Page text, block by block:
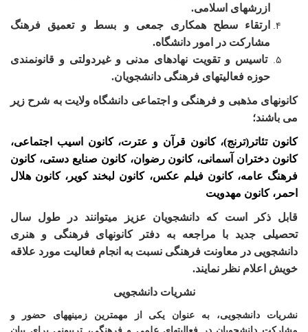
ازرشهای اسلامی.
ارتقاء سطح همکاری جمعی و بسط و تعمیق فرهنگ
مشارکت در امور دانشگاه.
تاسیس و تقویت نهادهای مدنی و غیردولتی و قانونمندی
حوزه فعالیت­های فرهنگی دانشجویان.
کانون­های مذهبی و فرهنگی و اجتماعی دانشگاه ولایت به شرح زیر
می باشند؛
کانون تئاتر(ترنج)، کانون قرآن و عترت،کانون اسیب اجتماعی،
کانون دختران آسمانی،کانون رضوان،کانون صنایع دستی،کانون
فرهنگ عامه،کانون فیلم عکس،کانون لبخند کویر ،کانون هلال
احمر ، کانون مهدویت
قابل ذکر است که دانشجویان عزیز می­توانند در طول سال
تحصیلی جدید با مراجعه به دفتر کانون­های فرهنگی و هنری
دانشجویی در معاونت فرهنگی نسبت به انجام فعالیت مورد علاقه
خویش اعلام نظر نمایند.
نشریات دانشجویی
نشریات دانشجویی، به عنوان یکی از مهم­ترین زمینه­های حضور و